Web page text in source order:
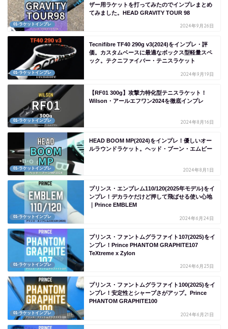
01-ラケットインプレ
ザー用ラケットを打ってみたのでインプレまとめ
てみました。HEAD GRAVITY TOUR 98
2024年9月26日
01-ラケットインプレ
Tecnifibre TF40 290g v3(2024)をインプレ・評
価。カスタムベースに最適なボックス型軽量スペ
ック。テクニファイバー・テニスラケット
2024年9月19日
01-ラケットインプレ
【RF01 300g】攻撃力特化型テニスラケット！
Wilson・アールエフワン2024を徹底インプレ
2024年8月16日
01-ラケットインプレ
HEAD BOOM MP(2024)をインプレ！優しいオー
ルラウンドラケット。ヘッド・ブーン・エムピー
2024年8月1日
01-ラケットインプレ
プリンス・エンブレム110/120(2025年モデル)をイ
ンプレ！デカラケだけど押して飛ばせる使い心地
｜Prince EMBLEM
2024年6月24日
01-ラケットインプレ
プリンス・ファントムグラファイト107(2025)をイ
ンプレ！Prince PHANTOM GRAPHITE107
TeXtreme x Zylon
2024年6月23日
01-ラケットインプレ
プリンス・ファントムグラファイト100(2025)をイ
ンプレ！安定性とシャープさがアップ。Prince
PHANTOM GRAPHITE100
2024年6月21日